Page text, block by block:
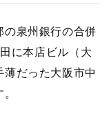
泉州銀行の合併
に本店ビル（大
だった大阪市中